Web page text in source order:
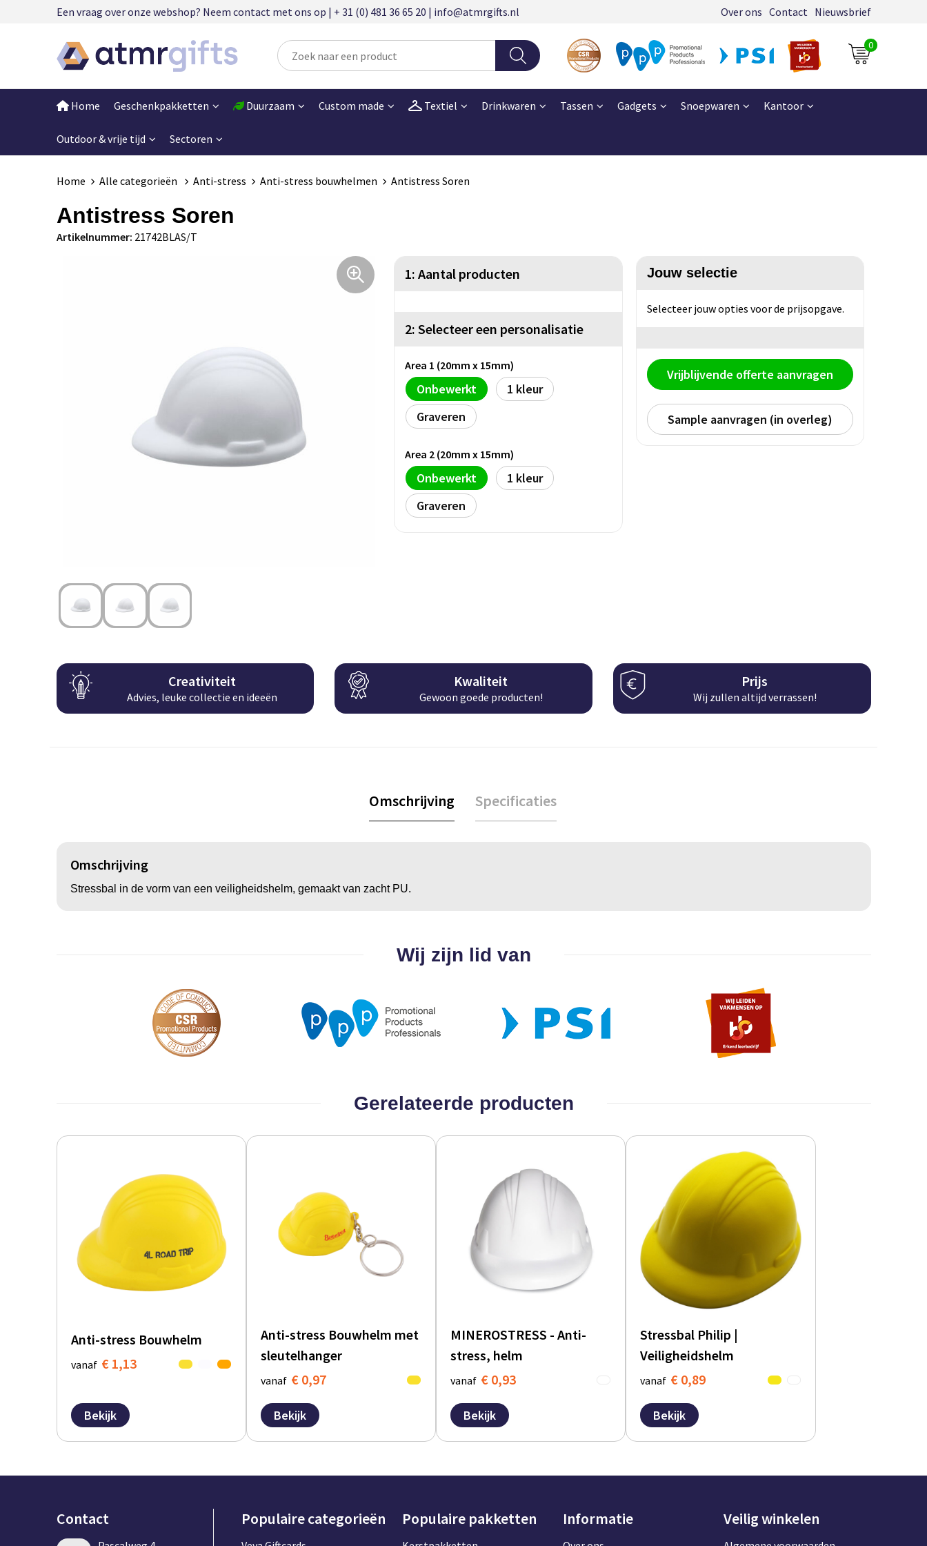
Een vraag over onze webshop? Neem contact met ons op | + 31 (0) 481 36 65 20 | info@atmrgifts.nl Over ons Contact Nieuwsbrief
0
Home Geschenkpakketten Duurzaam Custom made Textiel Drinkwaren Tassen Gadgets Snoepwaren Kantoor
Outdoor & vrije tijd Sectoren
Home Alle categorieën Anti-stress Anti-stress bouwhelmen Antistress Soren
Antistress Soren
Artikelnummer: 21742BLAS/T
1: Aantal producten
2: Selecteer een personalisatie
Area 1 (20mm x 15mm)
Onbewerkt
1
Graveren
Area 2 (20mm x 15mm)
Onbewerkt
1
Graveren
Jouw selectie
Selecteer jouw opties voor de prijsopgave.
Vrijblijvende offerte aanvragen
Sample aanvragen (in overleg)
Creativiteit
Advies, leuke collectie en ideeën
Kwaliteit
Gewoon goede producten!
Prijs
Wij zullen altijd verrassen!
Omschrijving Specificaties
Omschrijving
Stressbal in de vorm van een veiligheidshelm, gemaakt van zacht PU.
Wij zijn lid van
Gerelateerde producten
Anti-stress Bouwhelm
vanaf € 1,13
Bekijk
Anti-stress Bouwhelm met
sleutelhanger
vanaf € 0,97
Bekijk
MINEROSTRESS - Anti-
stress, helm
vanaf € 0,93
Bekijk
Stressbal Philip |
Veiligheidshelm
vanaf € 0,89
Bekijk
Contact Populaire categorieën Populaire pakketten Informatie Veilig winkelen